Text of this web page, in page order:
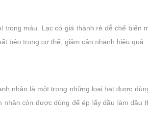
máu. Lạc có giá thành rẻ dễ chế biến
béo trong cơ thể, giảm cân nhanh hiệu quả
nhân là một trong những loại hạt được
còn được dùng để ép lấy dầu làm dầu